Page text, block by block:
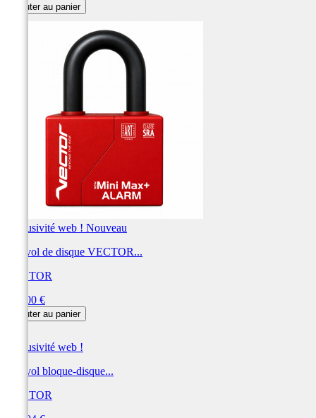
Ajouter au panier
Exclusivité web ! Nouveau
Antivol de disque VECTOR...
VECTOR
828,00 €
Ajouter au panier
Exclusivité web !
Antivol bloque-disque...
VECTOR